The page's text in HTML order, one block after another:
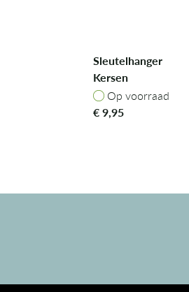
Sleutelhanger
Kersen
Op voorraad
Op voorraad
€9,95